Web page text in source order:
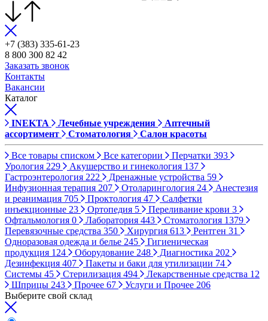
+7 (383) 335-61-23
8 800 300 82 42
Заказать звонок
Контакты
Вакансии
Каталог
INEKTA Лечебные учреждения
Аптечный
ассортимент
Стоматология Салон красоты
Все товары списком Все категории Перчатки 393
Урология 229 Акушерство и гинекология 137
Гастроэнтерология 222 Дренажные устройства 59
Инфузионная терапия 207 Отоларингология 24
Анестезия
и реанимация 705 Проктология 47
Салфетки
инъекционные 23 Ортопедия 5 Переливание крови 3
Офтальмология 0 Лаборатория 443 Стоматология 1379
Перевязочные средства 350 Хирургия 613 Рентген 31
Одноразовая одежда и белье 245
Гигиеническая
продукция 124 Оборудование 248 Диагностика 202
Дезинфекция 407 Пакеты и баки для утилизации 74
Системы 45 Стерилизация 494 Лекарственные средства 12
Шприцы 243 Прочее 67 Услуги и Прочее 206
Выберите свой склад